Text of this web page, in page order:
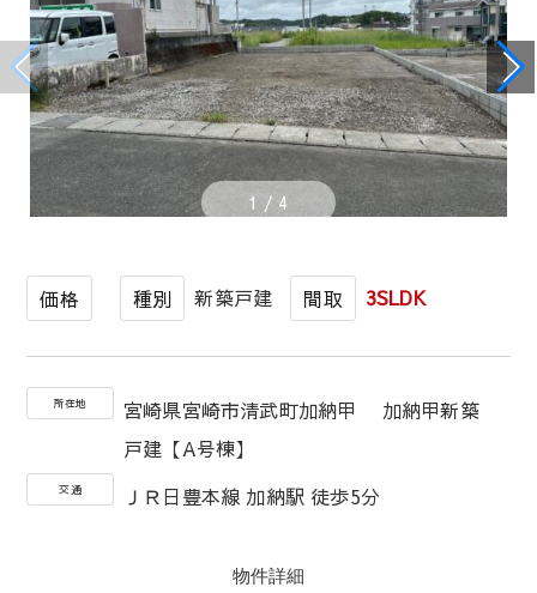
1 / 4
価格 種別 新築戸建 間取 3SLDK
所在地
宮崎県宮崎市清武町加納甲 加納甲新築
戸建【A号棟】
交通 ＪＲ日豊本線 加納駅 徒歩5分
物件詳細